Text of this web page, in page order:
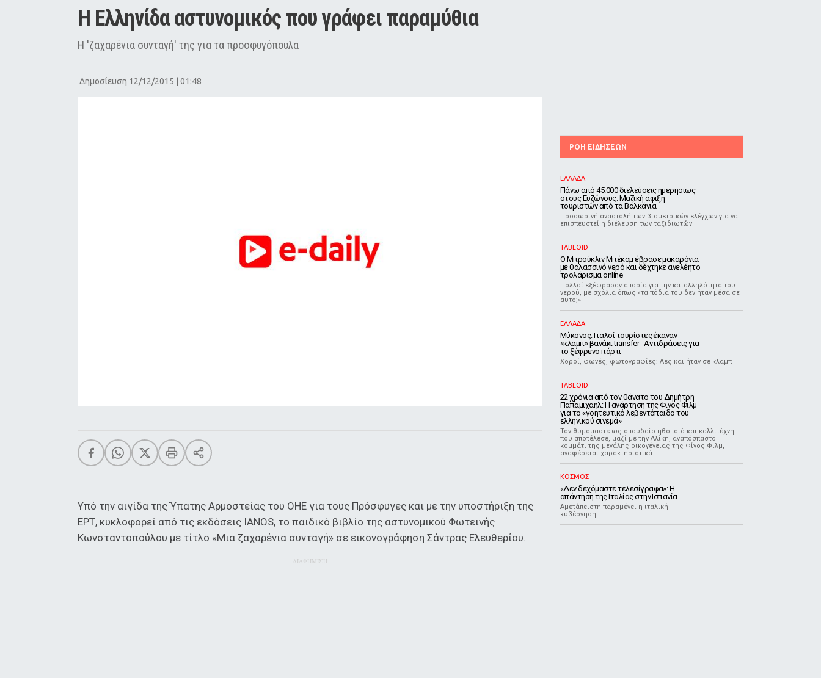
Agenda
Η Ελληνίδα αστυνομικός που γράφει παραμύθια
Η 'ζαχαρένια συνταγή' της για τα προσφυγόπουλα
Δημοσίευση 12/12/2015 | 01:48
Υπό την αιγίδα της Ύπατης Αρμοστείας του ΟΗΕ για τους Πρόσφυγες και με την υποστήριξη της
ΕΡΤ, κυκλοφορεί από τις εκδόσεις IANOS, το παιδικό βιβλίο της αστυνομικού Φωτεινής
Κωνσταντοπούλου με τίτλο «Μια ζαχαρένια συνταγή» σε εικονογράφηση Σάντρας Ελευθερίου.
ΔΙΑΦΗΜΙΣΗ
ΡΟΗ ΕΙΔΗΣΕΩΝ
ΕΛΛΑΔΑ
Πάνω από 45.000 διελεύσεις ημερησίως
στους Ευζώνους: Μαζική άφιξη
τουριστών από τα Βαλκάνια
Προσωρινή αναστολή των βιομετρικών ελέγχων για να
επισπευστεί η διέλευση των ταξιδιωτών
TABLOID
Ο Μπρούκλιν Μπέκαμ έβρασε μακαρόνια
με θαλασσινό νερό και δέχτηκε ανελέητο
τρολάρισμα online
Πολλοί εξέφρασαν απορία για την καταλληλότητα του
νερού, με σχόλια όπως «τα πόδια του δεν ήταν μέσα σε
αυτό;»
ΕΛΛΑΔΑ
Μύκονος: Ιταλοί τουρίστες έκαναν
«κλαμπ» βανάκι transfer - Αντιδράσεις για
το ξέφρενο πάρτι
Χοροί, φωνές, φωτογραφίες: Λες και ήταν σε κλαμπ
TABLOID
22 χρόνια από τον θάνατο του Δημήτρη
Παπαμιχαήλ: Η ανάρτηση της Φίνος Φιλμ
για το «γοητευτικό λεβεντόπαιδο του
ελληνικού σινεμά»
Τον θυμόμαστε ως σπουδαίο ηθοποιό και καλλιτέχνη
που αποτέλεσε, μαζί με την Αλίκη, αναπόσπαστο
κομμάτι της μεγάλης οικογένειας της Φίνος Φιλμ,
αναφέρεται χαρακτηριστικά
ΚΟΣΜΟΣ
«Δεν δεχόμαστε τελεσίγραφα»: Η
απάντηση της Ιταλίας στην Ισπανία
Αμετάπειστη παραμένει η ιταλική
κυβέρνηση